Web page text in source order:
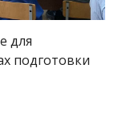
для
подготовки